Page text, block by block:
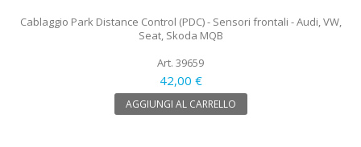
Cablaggio Park Distance Control (PDC) - Sensori frontali - Audi, VW,
Seat, Skoda MQB
Art. 39659
42,00 €
AGGIUNGI AL CARRELLO